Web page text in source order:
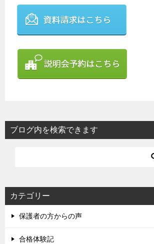
ブログ内を検索できます
カテゴリー
保護者の方からの声
合格体験記